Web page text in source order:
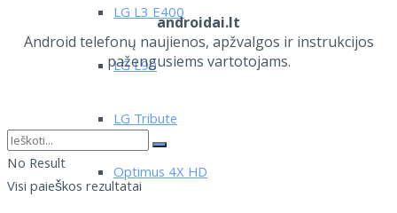
LG L3 E400
LG L90
LG Tribute
Optimus 4X HD
androidai.lt
Android telefonų naujienos, apžvalgos ir instrukcijos
pažengusiems vartotojams.
No Result
Visi paieškos rezultatai